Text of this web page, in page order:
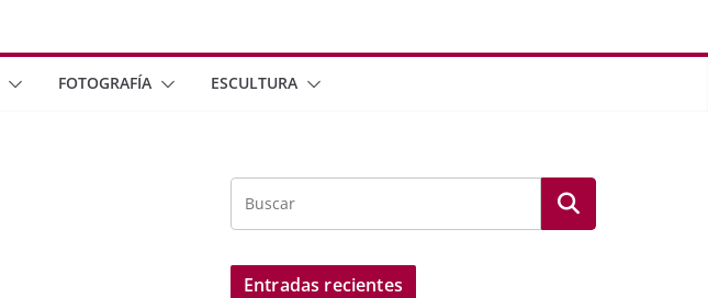
FOTOGRAFÍA ESCULTURA
Entradas recientes